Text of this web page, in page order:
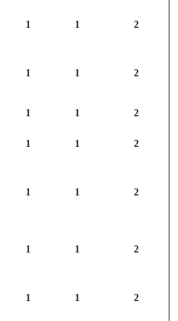
1 1 2
1 1 2
1 1 2
1 1 2
1 1 2
1 1 2
1 1 2